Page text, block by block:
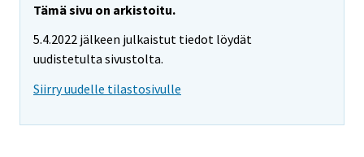
Tämä sivu on arkistoitu.
5.4.2022 jälkeen julkaistut tiedot löydät
uudistetulta sivustolta.
Siirry uudelle tilastosivulle